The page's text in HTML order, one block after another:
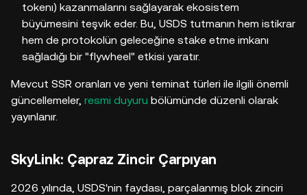
tokenı) kazanmalarını sağlayarak ekosistem
büyümesini teşvik eder. Bu, USDS tutmanın hem istikrar
hem de protokolün geleceğine stake etme imkanı
sağladığı bir "flywheel" etkisi yaratır.
Mevcut SSR oranları ve yeni teminat türleri ile ilgili önemli
güncellemeler, resmi duyuru bölümünde düzenli olarak
yayınlanır.
SkyLink: Çapraz Zincir Çarpıyan
2026 yılında, USDS'nin faydası, parçalanmış blok zinciri